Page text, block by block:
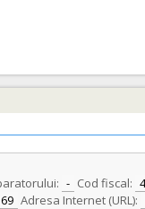
- Cod fiscal:
Adresa Internet (URL):